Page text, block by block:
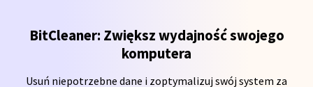
BitCleaner: Zwiększ wydajność swojego
komputera
Usuń niepotrzebne dane i zoptymalizuj swój system za